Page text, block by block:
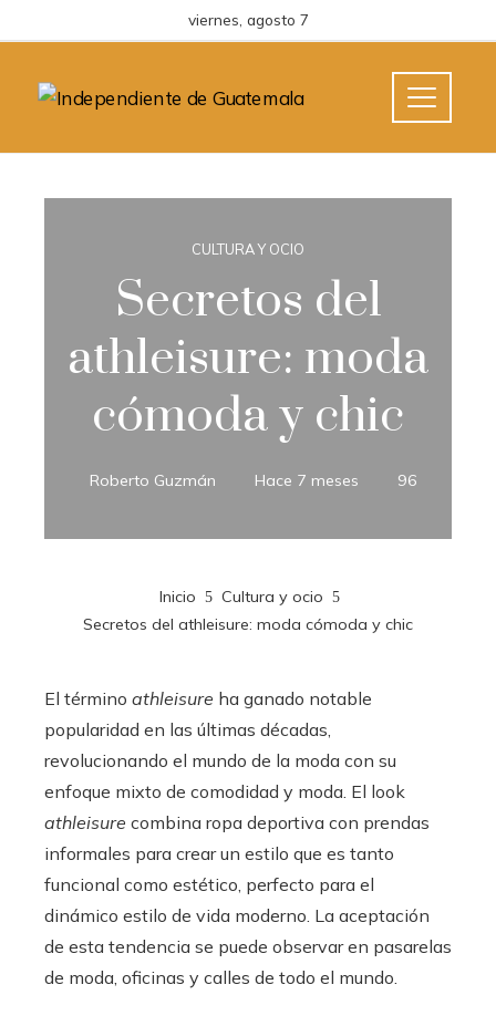
viernes, agosto 7
CULTURA Y OCIO
Secretos del
athleisure: moda
cómoda y chic
Roberto Guzmán Hace 7 meses 96
Inicio
Cultura y ocio
Secretos del athleisure: moda cómoda y chic
El término athleisure ha ganado notable
popularidad en las últimas décadas,
revolucionando el mundo de la moda con su
enfoque mixto de comodidad y moda. El look
athleisure combina ropa deportiva con prendas
informales para crear un estilo que es tanto
funcional como estético, perfecto para el
dinámico estilo de vida moderno. La aceptación
de esta tendencia se puede observar en pasarelas
de moda, oficinas y calles de todo el mundo.